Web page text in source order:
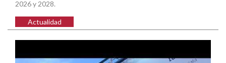
2026 y 2028.
Actualidad